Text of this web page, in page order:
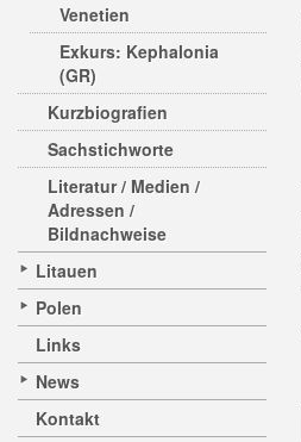
Venetien
Exkurs: Kephalonia
(GR)
Kurzbiografien
Sachstichworte
Literatur / Medien /
Adressen /
Bildnachweise
Litauen
Polen
Links
News
Kontakt